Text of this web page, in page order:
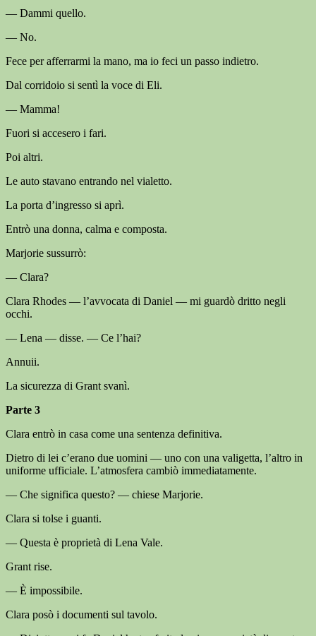
— Dammi quello.
— No.
Fece per afferrarmi la mano, ma io feci un passo indietro.
Dal corridoio si sentì la voce di Eli.
— Mamma!
Fuori si accesero i fari.
Poi altri.
Le auto stavano entrando nel vialetto.
La porta d’ingresso si aprì.
Entrò una donna, calma e composta.
Marjorie sussurrò:
— Clara?
Clara Rhodes — l’avvocata di Daniel — mi guardò dritto negli
occhi.
— Lena — disse. — Ce l’hai?
Annuii.
La sicurezza di Grant svanì.
Parte 3
Clara entrò in casa come una sentenza definitiva.
Dietro di lei c’erano due uomini — uno con una valigetta, l’altro in
uniforme ufficiale. L’atmosfera cambiò immediatamente.
— Che significa questo? — chiese Marjorie.
Clara si tolse i guanti.
— Questa è proprietà di Lena Vale.
Grant rise.
— È impossibile.
Clara posò i documenti sul tavolo.